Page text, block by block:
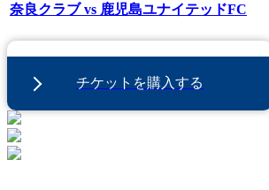
奈良クラブ vs 鹿児島ユナイテッドFC
チケットを購入する